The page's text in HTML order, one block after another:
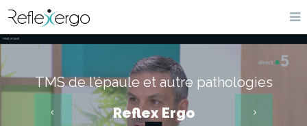
TMS de l’épaule et autre pathologies
Reflex Ergo